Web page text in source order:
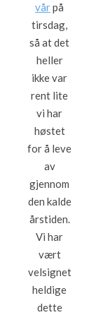
vårpå
tirsdag,
så at det
heller
ikke var
rent lite
vi har
høstet
for å leve
av
gjennom
den kalde
årstiden.
Vi har
vært
velsignet
heldige
dette